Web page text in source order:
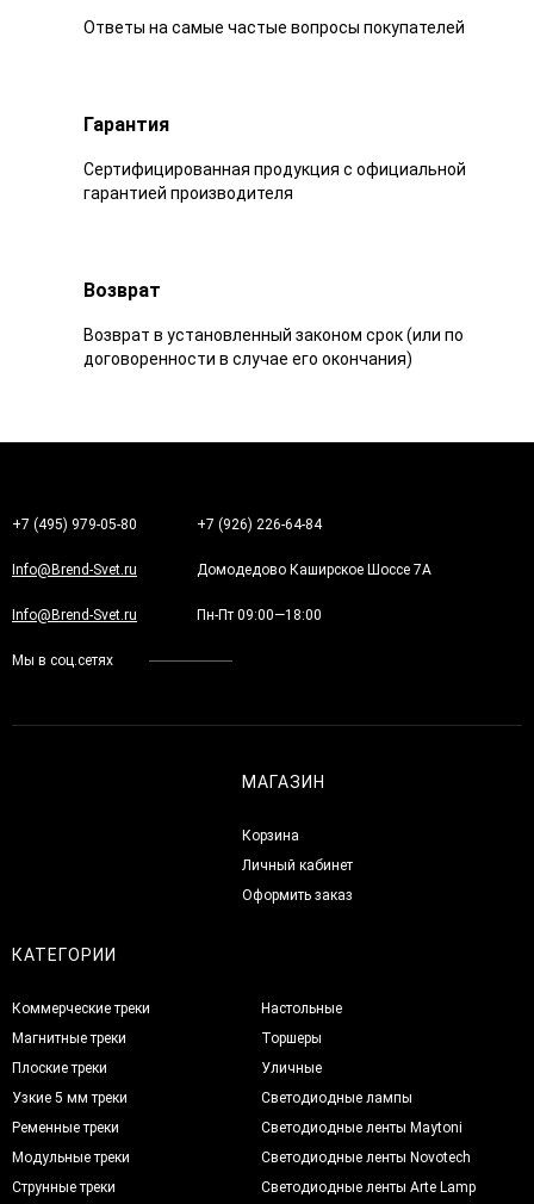
Ответы на самые частые вопросы покупателей
Гарантия
Сертифицированная продукция с официальной
гарантией производителя
Возврат
Возврат в установленный законом срок (или по
договоренности в случае его окончания)
+7 (495) 979-05-80 +7 (926) 226-64-84
Info@Brend-Svet.ru Домодедово Каширское Шоссе 7А
Info@Brend-Svet.ru Пн-Пт 09:00—18:00
Мы в соц.сетях
МАГАЗИН
Корзина
Личный кабинет
Оформить заказ
КАТЕГОРИИ
Коммерческие треки
Магнитные треки
Плоские треки
Узкие 5 мм треки
Ременные треки
Модульные треки
Струнные треки
Настольные
Торшеры
Уличные
Светодиодные лампы
Светодиодные ленты Maytoni
Светодиодные ленты Novotech
Светодиодные ленты Arte Lamp